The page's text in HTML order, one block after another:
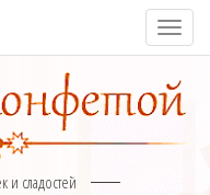
П
о
к
и сладостей